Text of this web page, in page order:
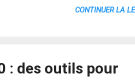
CONTINUER LA
: des outils pour